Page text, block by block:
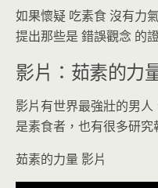
如果懷疑 吃素食 沒有力
提出那些是 錯誤觀念 的
影片：茹素的力量
影片有世界最強壯的男
是素食者，也有很多研究
茹素的力量 影片